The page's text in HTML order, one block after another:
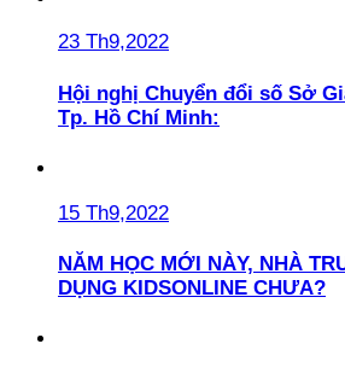
23 Th9,2022
Hội nghị Chuyển đổi số Sở
Tp. Hồ Chí Minh:
15 Th9,2022
NĂM HỌC MỚI NÀY, NHÀ
DỤNG KIDSONLINE CHƯA?